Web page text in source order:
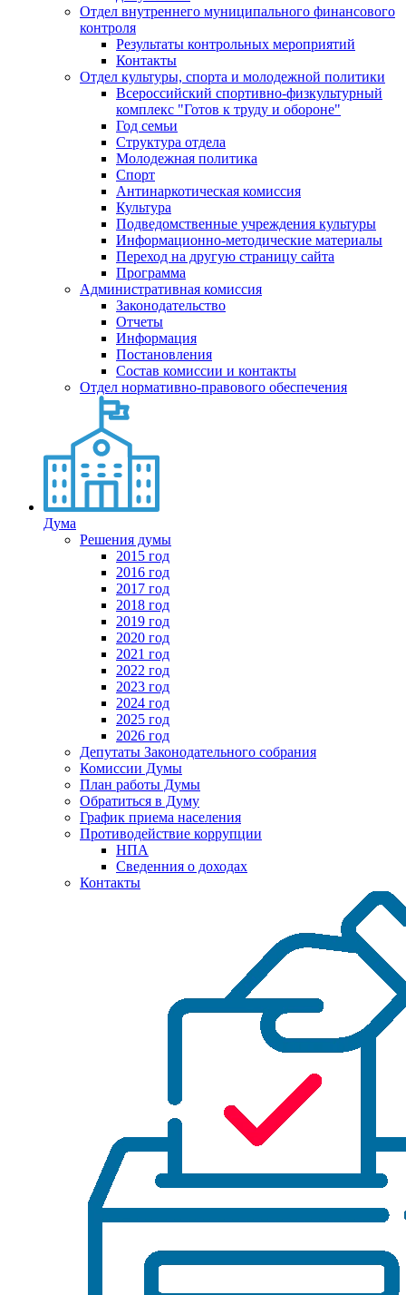
Отдел внутреннего муниципального финансового
контроля
Результаты контрольных мероприятий
Контакты
Отдел культуры, спорта и молодежной политики
Всероссийский спортивно-физкультурный
комплекс "Готов к труду и обороне"
Год семьи
Структура отдела
Молодежная политика
Спорт
Антинаркотическая комиссия
Культура
Подведомственные учреждения культуры
Информационно-методические материалы
Переход на другую страницу сайта
Программа
Административная комиссия
Законодательство
Отчеты
Информация
Постановления
Состав комиссии и контакты
Отдел нормативно-правового обеспечения
Дума
Решения думы
2015 год
2016 год
2017 год
2018 год
2019 год
2020 год
2021 год
2022 год
2023 год
2024 год
2025 год
2026 год
Депутаты Законодательного собрания
Комиссии Думы
План работы Думы
Обратиться в Думу
График приема населения
Противодействие коррупции
НПА
Сведенния о доходах
Контакты